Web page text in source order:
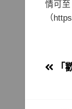
情可
（
文 「